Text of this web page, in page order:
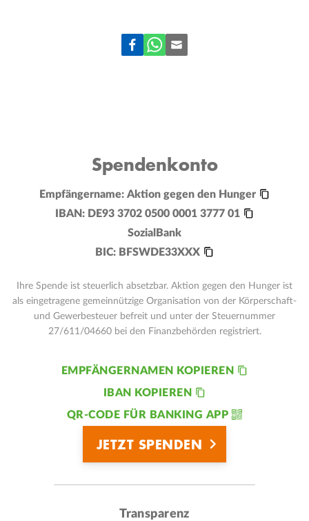
Spendenkonto
Empfängername: Aktion gegen den Hunger
IBAN: DE93 3702 0500 0001 3777 01
SozialBank
BIC: BFSWDE33XXX
Ihre Spende ist steuerlich absetzbar. Aktion gegen den Hunger ist
als eingetragene gemeinnützige Organisation von der Körperschaft-
und Gewerbesteuer befreit und unter der Steuernummer
27/611/04660 bei den Finanzbehörden registriert.
EMPFÄNGERNAMEN KOPIEREN
IBAN KOPIEREN
QR-CODE FÜR BANKING APP
JETZT SPENDEN
Transparenz